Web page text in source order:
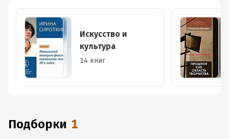
Искусство и
культура
14 книг
Подборки 1